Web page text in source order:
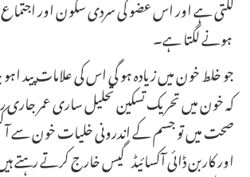
لگتی ہے اور اس عضو کی سردی سکون اور
جو خلط خون میں زیادہ ہو گی اس کی علامات پید
کہ خون میں تحریک تسکین تحلیل ساری عمر
صحت میں تو جسم کے اندرونی خلیات خون سے
اور کاربن ڈائی آکسائیڈ گیس خارج کرتے رہتے